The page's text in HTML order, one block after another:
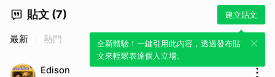
貼文 (7) 建立貼文
全新體驗！一鍵引用此內容，透過發布貼
文來輕鬆表達個人立場。
最新 熱門
Edison